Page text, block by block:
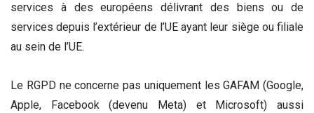
services à des européens délivrant des biens ou de
services depuis l’extérieur de l’UE ayant leur siège ou filiale
au sein de l’UE.
Le RGPD ne concerne pas uniquement les GAFAM (Google,
Apple, Facebook (devenu Meta) et Microsoft) aussi